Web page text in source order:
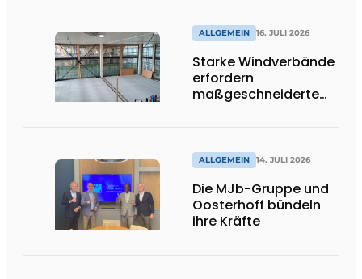
ALLGEMEIN 16. JULI 2026
Starke Windverbände
erfordern
maßgeschneiderte
ALLGEMEIN 14. JULI 2026
Die MJb-Gruppe und
Oosterhoff bündeln
ihre Kräfte